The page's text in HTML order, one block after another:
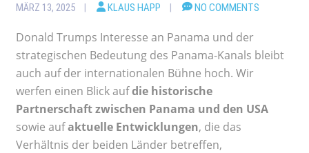
MÄRZ 13, 2025 KLAUS HAPP NO COMMENTS
Donald Trumps Interesse an Panama und der
strategischen Bedeutung des Panama-Kanals bleibt
auch auf der internationalen Bühne hoch. Wir
werfen einen Blick aufdie historische
Partnerschaft zwischen Panama und den USA
sowie aufaktuelle Entwicklungen, die das
Verhältnis der beiden Länder betreffen,